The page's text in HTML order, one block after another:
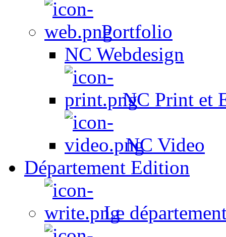
Portfolio
NC Webdesign
NC Print et
NC Video
Département Edition
Le